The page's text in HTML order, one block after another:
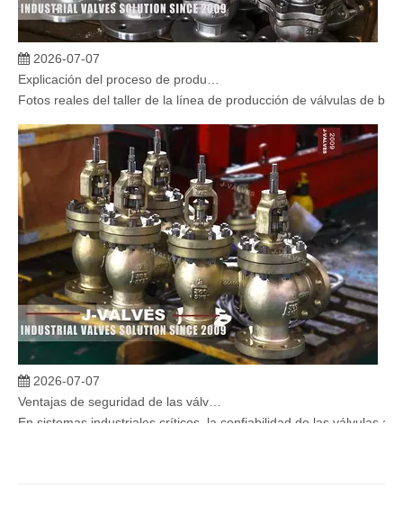
Fotos reales del taller de la línea de producción de válvulas de
En sistemas industriales críticos, la confiabilidad de las válvulas